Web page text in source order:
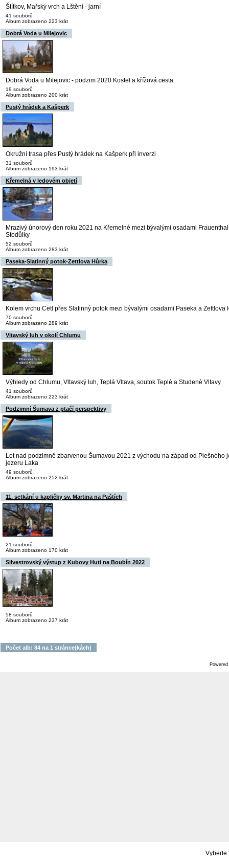
Štítkov, Mařský vrch a Lštění - jarní
41 souborů
Album zobrazeno 223 krát
Dobrá Voda u Milejovic
Dobrá Voda u Milejovic - podzim 2020 Kostel a křížová cesta
19 souborů
Album zobrazeno 200 krát
Pustý hrádek a Kašperk
Okružní trasa přes Pustý hrádek na Kašperk při inverzi
31 souborů
Album zobrazeno 193 krát
Křemelná v ledovém objetí
Mrazivý únorový den roku 2021 na Křemelné mezi bývalými osadami
Stodůlky
52 souborů
Album zobrazeno 283 krát
Paseka-Slatinný potok-Zettlova Hůrka
Kolem vrchu Cetl přes Slatinný potok mezi bývalými osadami Paseka a Zettlova
70 souborů
Album zobrazeno 289 krát
Vltavský luh v okolí Chlumu
Výhledy od Chlumu, Vltavský luh, Teplá Vltava, soutok Teplé a Studené Vltavy
41 souborů
Album zobrazeno 223 krát
Podzimní Šumava z ptačí perspektivy
Let nad podzimně zbarvenou Šumavou 2021 z východu na západ od Plešného
jezeru Laka
49 souborů
Album zobrazeno 252 krát
11. setkání u kapličky sv. Martina na Paštích
21 souborů
Album zobrazeno 170 krát
Silvestrovský výstup z Kubovy Huti na Boubín 2022
58 souborů
Album zobrazeno 237 krát
Počet alb: 84 na 1 stránce(kách)
Vyberte